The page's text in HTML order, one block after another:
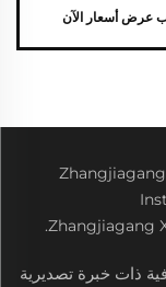
عرض أسعار الآن
Zhangjiagang
ذات خبرة تصديرية